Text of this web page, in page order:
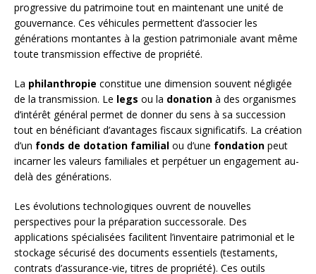
progressive du patrimoine tout en maintenant une unité de
gouvernance. Ces véhicules permettent d’associer les
générations montantes à la gestion patrimoniale avant même
toute transmission effective de propriété.
La philanthropie constitue une dimension souvent négligée
de la transmission. Le legs ou la donation à des organismes
d’intérêt général permet de donner du sens à sa succession
tout en bénéficiant d’avantages fiscaux significatifs. La création
d’un fonds de dotation familial ou d’une fondation peut
incarner les valeurs familiales et perpétuer un engagement au-
delà des générations.
Les évolutions technologiques ouvrent de nouvelles
perspectives pour la préparation successorale. Des
applications spécialisées facilitent l’inventaire patrimonial et le
stockage sécurisé des documents essentiels (testaments,
contrats d’assurance-vie, titres de propriété). Ces outils